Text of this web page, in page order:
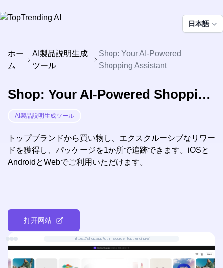
日本語
ホー
ム
AI製品説明生成
ツール
Shop: Your AI-Powered
Shopping Assistant
Shop: Your AI-Powered Shopping Assistant
AI製品説明生成ツール
トップブランドから買い物し、エクスクルーシブなリワー
ドを獲得し、パッケージを1か所で追跡できます。iOSと
AndroidとWebでご利用いただけます。
打开网站
https://shop.app?utm_source=toptrending-ai